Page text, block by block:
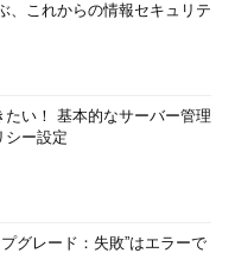
、これからの情報セキュリテ
たい！ 基本的なサーバー管理
シー設定
グレード：失敗”はエラーで